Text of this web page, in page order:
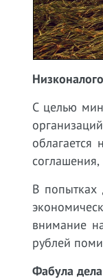
С целью
В попытках
внимание
рублей
Фабула